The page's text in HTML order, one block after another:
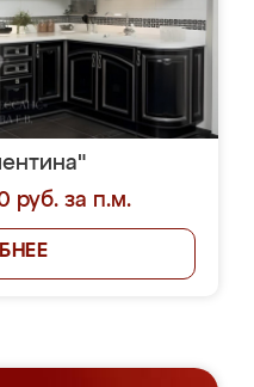
руб. за п.м.